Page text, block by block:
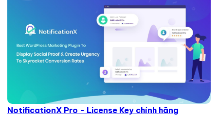
NotificationX Pro - License Key chính hãng